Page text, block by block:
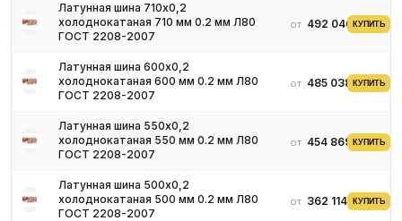
Латунная шина 710х0,2
холоднокатаная 710 мм 0.2 мм Л80
ГОСТ 2208-2007
от 492 040 ₽КУПИТЬ
Латунная шина 600х0,2
холоднокатаная 600 мм 0.2 мм Л80
ГОСТ 2208-2007
от 485 038 ₽КУПИТЬ
Латунная шина 550х0,2
холоднокатаная 550 мм 0.2 мм Л80
ГОСТ 2208-2007
от 454 869 ₽КУПИТЬ
Латунная шина 500х0,2
холоднокатаная 500 мм 0.2 мм Л80
ГОСТ 2208-2007
от 362 114 ₽КУПИТЬ